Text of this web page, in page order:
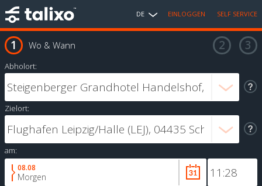
DE EINLOGGEN SELF SERVICE
Wo & Wann
Abholort:
Zielort:
am:
08.08
Morgen